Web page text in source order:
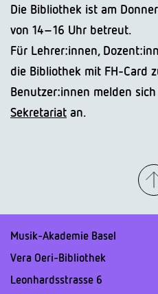
Die Bibliothek ist am
von 14–16 Uhr betreut.
Für Lehrer:innen,
die Bibliothek mit FH-Card
Benutzer:innen melden
Sekretariat an.
Musik-Akademie Basel
Vera Oeri-Bibliothek
Leonhardsstrasse 6